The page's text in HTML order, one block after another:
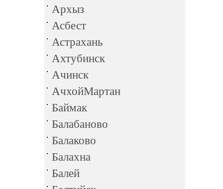
Архыз
Асбест
Астрахань
Ахтубинск
Ачинск
АчхойМартан
Баймак
Балабаново
Балаково
Балахна
Балей